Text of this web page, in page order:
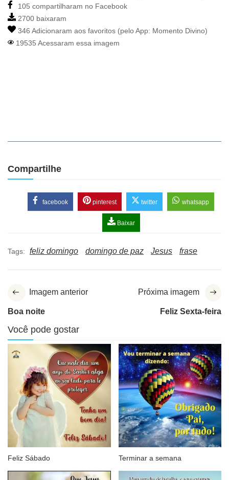
105 compartilharam no Facebook
2700 baixaram
346 Adicionaram aos favoritos (pelo App: Momento Divino)
19535 Acessaram essa imagem
Compartilhe
facebook pinterest twitter whatsapp
Baixar
Tags: feliz domingo domingo de paz Jesus frase
Imagem anterior
Boa noite
Próxima imagem
Feliz Sexta-feira
Você pode gostar
Feliz Sábado Terminar a semana